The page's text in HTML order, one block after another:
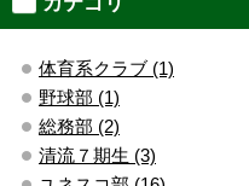
体育系クラブ (1)
野球部 (1)
総務部 (2)
清流７期生 (3)